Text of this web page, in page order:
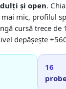
și open.
mai mic, profilul
cursă trece de
depășește
16